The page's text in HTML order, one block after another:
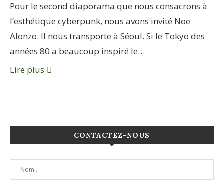
Pour le second diaporama que nous consacrons à
l’esthétique cyberpunk, nous avons invité Noe
Alonzo. Il nous transporte à Séoul. Si le Tokyo des
années 80 a beaucoup inspiré le…
Lire plus
CONTACTEZ-NOUS